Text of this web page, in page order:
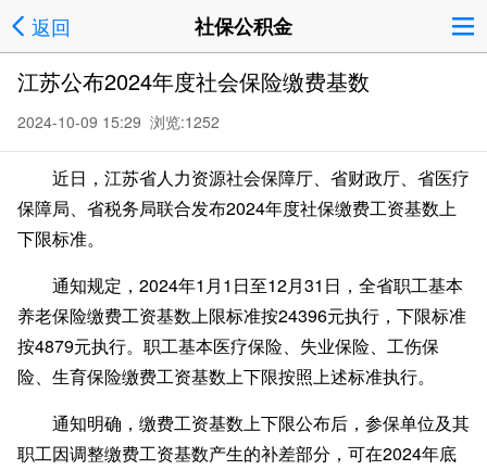
返回 社保公积金
江苏公布2024年度社会保险缴费基数
2024-10-09 15:29 浏览:1252
近日，江苏省人力资源社会保障厅、省财政厅、省医疗
保障局、省税务局联合发布2024年度社保缴费工资基数上
下限标准。
通知规定，2024年1月1日至12月31日，全省职工基本
养老保险缴费工资基数上限标准按24396元执行，下限标准
按4879元执行。职工基本医疗保险、失业保险、工伤保
险、生育保险缴费工资基数上下限按照上述标准执行。
通知明确，缴费工资基数上下限公布后，参保单位及其
职工因调整缴费工资基数产生的补差部分，可在2024年底